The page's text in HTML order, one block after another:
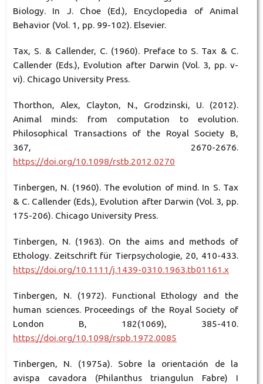
Biology. In J. Choe (Ed.), Encyclopedia of Animal
Behavior (Vol. 1, pp. 99-102). Elsevier.
Tax, S. & Callender, C. (1960). Preface to S. Tax & C.
Callender (Eds.), Evolution after Darwin (Vol. 3, pp. v-
vi). Chicago University Press.
Thorthon, Alex, Clayton, N., Grodzinski, U. (2012).
Animal minds: from computation to evolution.
Philosophical Transactions of the Royal Society B,
367, 2670-2676.
https://doi.org/10.1098/rstb.2012.0270
Tinbergen, N. (1960). The evolution of mind. In S. Tax
& C. Callender (Eds.), Evolution after Darwin (Vol. 3, pp.
175-206). Chicago University Press.
Tinbergen, N. (1963). On the aims and methods of
Ethology. Zeitschrift für Tierpsychologie, 20, 410-433.
https://doi.org/10.1111/j.1439-0310.1963.tb01161.x
Tinbergen, N. (1972). Functional Ethology and the
human sciences. Proceedings of the Royal Society of
London B, 182(1069), 385-410.
https://doi.org/10.1098/rspb.1972.0085
Tinbergen, N. (1975a). Sobre la orientación de la
avispa cavadora (Philanthus triangulun Fabre) I